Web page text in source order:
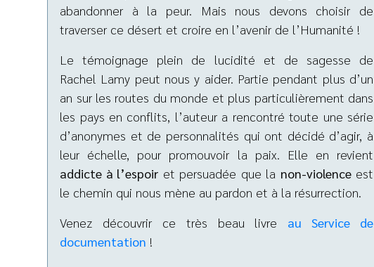
abandonner à la peur. Mais nous devons choisir de
traverser ce désert et croire en l’avenir de l’Humanité !
Le témoignage plein de lucidité et de sagesse de
Rachel Lamy peut nous y aider. Partie pendant plus d’un
an sur les routes du monde et plus particulièrement dans
les pays en conflits, l’auteur a rencontré toute une série
d’anonymes et de personnalités qui ont décidé d’agir, à
leur échelle, pour promouvoir la paix. Elle en revient
addicte à l’espoir et persuadée que la non-violenceest
le chemin qui nous mène au pardon et à la résurrection.
Venez découvrir ce très beau livre au Service de
documentation !